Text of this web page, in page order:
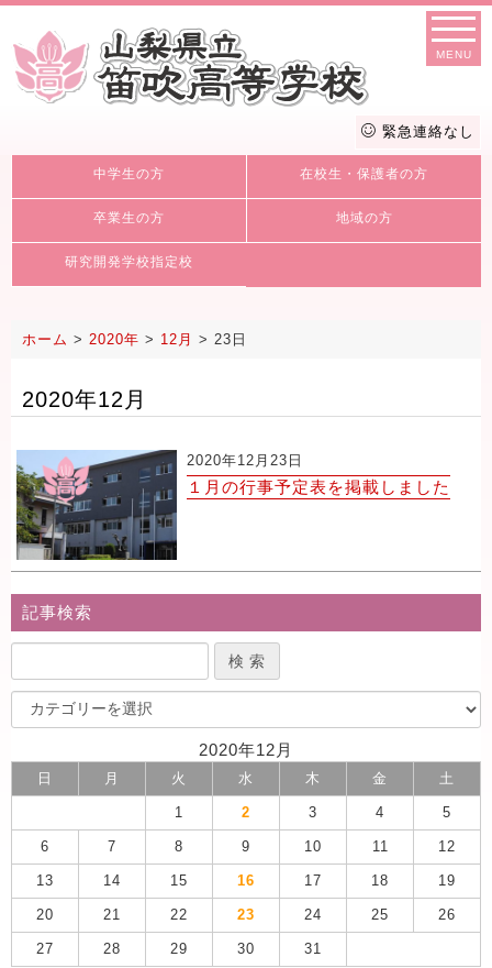
MENU
緊急連絡なし
中学生の方 在校生・保護者の方
卒業生の方 地域の方
研究開発学校指定校
ホーム > 2020年 > 12月 > 23日
2020年12月
2020年12月23日
１月の行事予定表を掲載しました
記事検索
2020年12月
日 月 火 水 木 金 土
1 2 3 4 5
6 7 8 9 10 11 12
13 14 15 16 17 18 19
20 21 22 23 24 25 26
27 28 29 30
31